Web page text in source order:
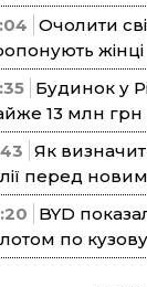
Очолити
жінці
Будинок у
13 млн грн
Як
перед
BYD
по кузову